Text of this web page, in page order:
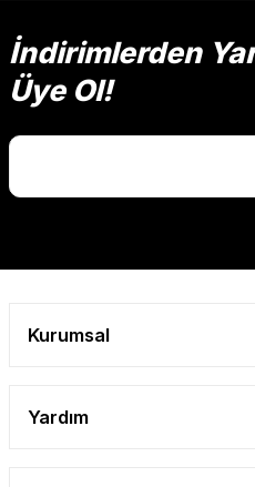
Ürün resmi kalitesiz, bozuk
İndirimlerden
Üye Ol!
Kurumsal
Yardım